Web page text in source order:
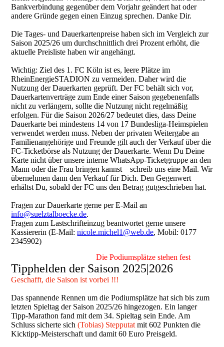
Bankverbindung gegenüber dem Vorjahr geändert hat oder
andere Gründe gegen einen Einzug sprechen. Danke Dir.
Die Tages- und Dauerkartenpreise haben sich im Vergleich zur
Saison 2025/26 um durchschnittlich drei Prozent erhöht, die
aktuelle Preisliste haben wir angehängt.
Wichtig: Ziel des 1. FC Köln ist es, leere Plätze im
RheinEnergieSTADION zu vermeiden. Daher wird die
Nutzung der Dauerkarten geprüft. Der FC behält sich vor,
Dauerkartenverträge zum Ende einer Saison gegebenenfalls
nicht zu verlängern, sollte die Nutzung nicht regelmäßig
erfolgen. Für die Saison 2026/27 bedeutet dies, dass Deine
Dauerkarte bei mindestens 14 von 17 Bundesliga-Heimspielen
verwendet werden muss. Neben der privaten Weitergabe an
Familienangehörige und Freunde gilt auch der Verkauf über die
FC-Ticketbörse als Nutzung der Dauerkarte. Wenn Du Deine
Karte nicht über unsere interne WhatsApp-Ticketgruppe an den
Mann oder die Frau bringen kannst – schreib uns eine Mail. Wir
übernehmen dann den Verkauf für Dich. Den Gegenwert
erhältst Du, sobald der FC uns den Betrag gutgeschrieben hat.
Fragen zur Dauerkarte gerne per E-Mail an
info@suelztalboecke.de.
Fragen zum Lastschrifteinzug beantwortet gerne unsere
Kassiererin (E-Mail:nicole.michel1@web.de, Mobil: 0177
2345902)
Die Podiumsplätze stehen fest
Tipphelden der Saison 2025|2026
Geschafft, die Saison ist vorbei !!!
Das spannende Rennen um die Podiumsplätze hat sich bis zum
letzten Spieltag der Saison 2025/26 hingezogen. Ein langer
Tipp-Marathon fand mit dem 34. Spieltag sein Ende. Am
Schluss sicherte sich(Tobias) Stepputatmit 602 Punkten die
Kicktipp-Meisterschaft und damit 60 Euro Preisgeld.